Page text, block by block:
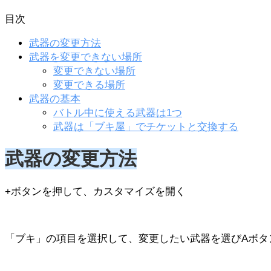
目次
武器の変更方法
武器を変更できない場所
変更できない場所
変更できる場所
武器の基本
バトル中に使える武器は1つ
武器は「ブキ屋」でチケットと交換する
武器の変更方法
+ボタンを押して、カスタマイズを開く
「ブキ」の項目を選択して、変更したい武器を選びAボ